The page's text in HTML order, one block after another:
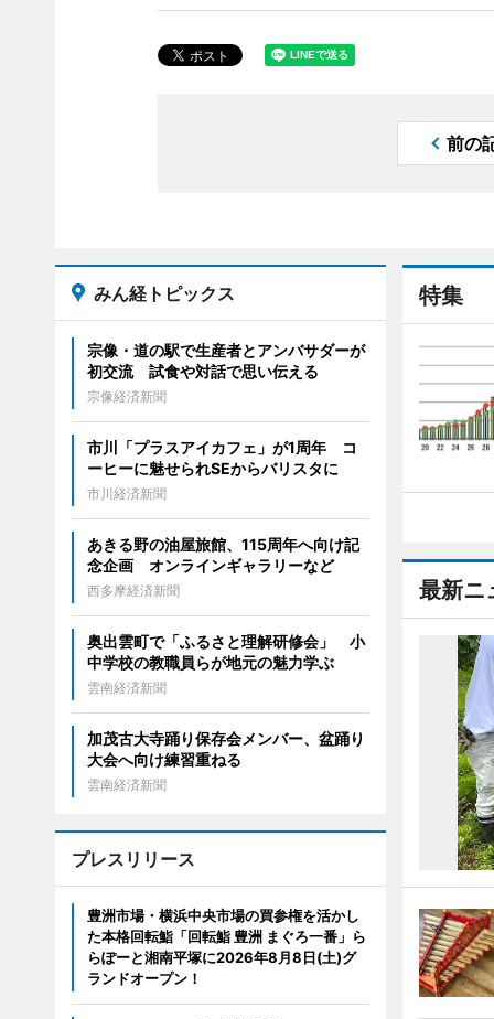
前の
特集
最新ニ
みん経トピックス
宗像・道の駅で生産者とアンバサダーが
初交流 試食や対話で思い伝える
宗像経済新聞
市川「プラスアイカフェ」が1周年 コ
ーヒーに魅せられSEからバリスタに
市川経済新聞
あきる野の油屋旅館、115周年へ向け記
念企画 オンラインギャラリーなど
西多摩経済新聞
奥出雲町で「ふるさと理解研修会」 小
中学校の教職員らが地元の魅力学ぶ
雲南経済新聞
加茂古大寺踊り保存会メンバー、盆踊り
大会へ向け練習重ねる
雲南経済新聞
プレスリリース
豊洲市場・横浜中央市場の買参権を活かし
た本格回転鮨「回転鮨 豊洲 まぐろ一番」ら
らぽーと湘南平塚に2026年8月8日(土)グ
ランドオープン！